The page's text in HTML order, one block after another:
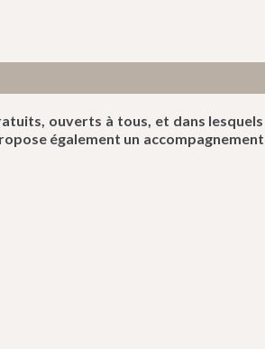
ouverts à tous, et dans lesquels
également un accompagnement